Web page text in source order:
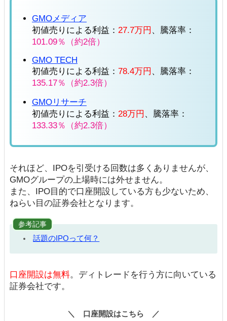
GMOメディア
初値売りによる利益： 27.7万円 、騰落率：
101.09％（約2倍）
GMO TECH
初値売りによる利益： 78.4万円 、騰落率：
135.17％（約2.3倍）
GMOリサーチ
初値売りによる利益： 28万円 、騰落率：
133.33％（約2.3倍）
それほど、IPOを引受ける回数は多くありませんが、
GMOグループの上場時には外せません。
また、IPO目的で口座開設している方も少ないため、
ねらい目の証券会社となります。
参考記事
話題のIPOって何？
口座開設は無料。ディトレードを行う方に向いている
証券会社です。
口座開設はこちら